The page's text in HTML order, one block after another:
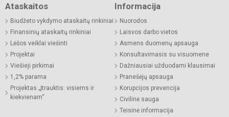
Ataskaitos
Biudžeto vykdymo ataskaitų rinkiniai
Finansinių ataskaitų rinkiniai
Lėšos veiklai viešinti
Projektai
Viešieji pirkimai
1,2% parama
Projektas „Įtrauktis: visiems ir
kiekvienam“
Informacija
Nuorodos
Laisvos darbo vietos
Asmens duomenų apsauga
Konsultavimasis su visuomene
Dažniausiai užduodami klausimai
Pranešėjų apsauga
Korupcijos prevencija
Civilinė sauga
Teisinė informacija